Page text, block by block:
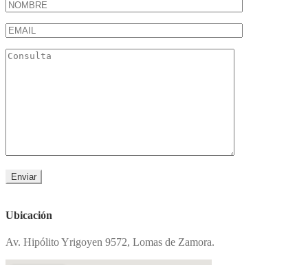
Ubicación
Av. Hipólito Yrigoyen 9572, Lomas de Zamora.